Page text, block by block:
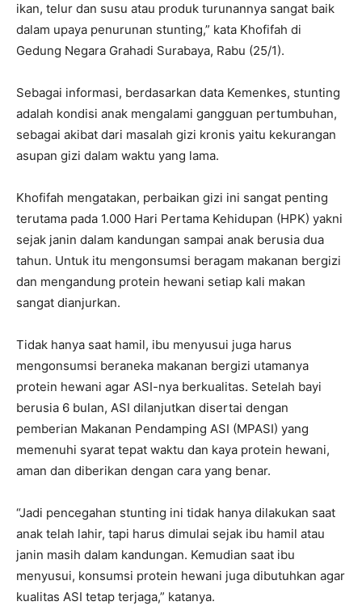
ikan, telur dan susu atau produk turunannya sangat baik
dalam upaya penurunan stunting,” kata Khofifah di
Gedung Negara Grahadi Surabaya, Rabu (25/1).
Sebagai informasi, berdasarkan data Kemenkes, stunting
adalah kondisi anak mengalami gangguan pertumbuhan,
sebagai akibat dari masalah gizi kronis yaitu kekurangan
asupan gizi dalam waktu yang lama.
Khofifah mengatakan, perbaikan gizi ini sangat penting
terutama pada 1.000 Hari Pertama Kehidupan (HPK) yakni
sejak janin dalam kandungan sampai anak berusia dua
tahun. Untuk itu mengonsumsi beragam makanan bergizi
dan mengandung protein hewani setiap kali makan
sangat dianjurkan.
Tidak hanya saat hamil, ibu menyusui juga harus
mengonsumsi beraneka makanan bergizi utamanya
protein hewani agar ASI-nya berkualitas. Setelah bayi
berusia 6 bulan, ASI dilanjutkan disertai dengan
pemberian Makanan Pendamping ASI (MPASI) yang
memenuhi syarat tepat waktu dan kaya protein hewani,
aman dan diberikan dengan cara yang benar.
“Jadi pencegahan stunting ini tidak hanya dilakukan saat
anak telah lahir, tapi harus dimulai sejak ibu hamil atau
janin masih dalam kandungan. Kemudian saat ibu
menyusui, konsumsi protein hewani juga dibutuhkan agar
kualitas ASI tetap terjaga,” katanya.